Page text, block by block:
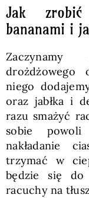
Jak
bananami i
drożdżowego
niego
oraz jabłka i
razu smażyć
sobie
nakładanie
trzymać w
będzie się
racuchy na